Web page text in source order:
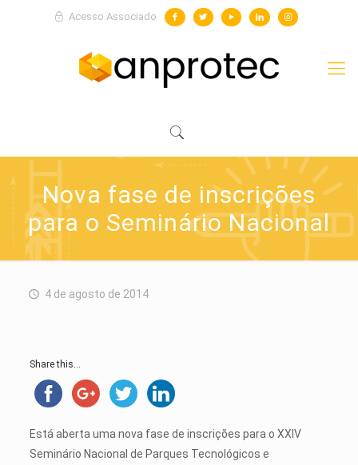
Acesso Associado
Nova fase de inscrições
para o Seminário Nacional
4 de agosto de 2014
Share this...
Está aberta uma nova fase de inscrições para o XXIV
Seminário Nacional de Parques Tecnológicos e